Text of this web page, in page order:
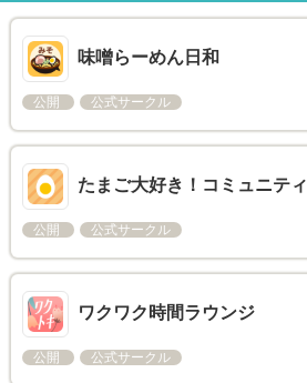
味噌らーめん日和
公開 公式サークル
たまご大好き！コミュニティ
公開 公式サークル
ワクワク時間ラウンジ
公開 公式サークル